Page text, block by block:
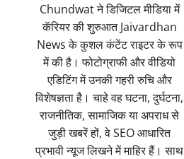
Chundwat ने डिजिटल मीडिया में
कॅरियर की शुरुआत Jaivardhan
News के कुशल कंटेंट राइटर के रूप
में की है। फोटोग्राफी और वीडियो
एडिटिंग में उनकी गहरी रुचि और
विशेषज्ञता है। चाहे वह घटना, दुर्घटना,
राजनीतिक, सामाजिक या अपराध से
जुड़ी खबरें हों, वे SEO आधारित
प्रभावी न्यूज लिखने में माहिर हैं। साथ